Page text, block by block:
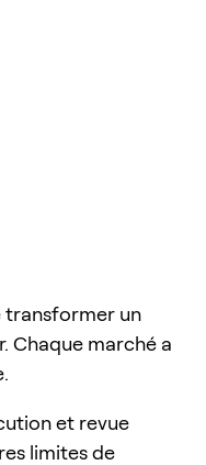
transformer un
Chaque marché a
et revue
limites de